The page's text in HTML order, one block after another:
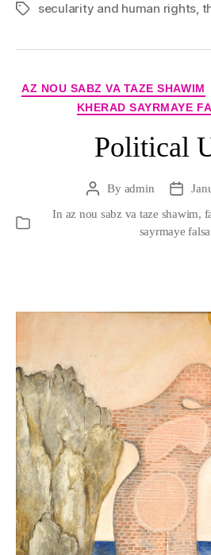
Tagssecularity and human rights,
AZ NOU SABZ VA TAZE SHAWIM
KHERAD SAYRMAYE
Political
Post
author
By admin
Post
date
In az nou sabz va taze shawim,
sayrmaye